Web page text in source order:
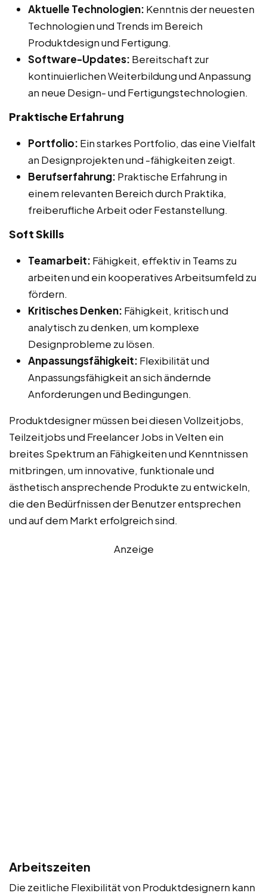
Aktuelle Technologien: Kenntnis der neuesten
Technologien und Trends im Bereich
Produktdesign und Fertigung.
Software-Updates: Bereitschaft zur
kontinuierlichen Weiterbildung und Anpassung
an neue Design- und Fertigungstechnologien.
Praktische Erfahrung
Portfolio: Ein starkes Portfolio, das eine Vielfalt
an Designprojekten und -fähigkeiten zeigt.
Berufserfahrung: Praktische Erfahrung in
einem relevanten Bereich durch Praktika,
freiberufliche Arbeit oder Festanstellung.
Soft Skills
Teamarbeit: Fähigkeit, effektiv in Teams zu
arbeiten und ein kooperatives Arbeitsumfeld zu
fördern.
Kritisches Denken: Fähigkeit, kritisch und
analytisch zu denken, um komplexe
Designprobleme zu lösen.
Anpassungsfähigkeit: Flexibilität und
Anpassungsfähigkeit an sich ändernde
Anforderungen und Bedingungen.
Produktdesigner müssen bei diesen Vollzeitjobs,
Teilzeitjobs und Freelancer Jobs in Velten ein
breites Spektrum an Fähigkeiten und Kenntnissen
mitbringen, um innovative, funktionale und
ästhetisch ansprechende Produkte zu entwickeln,
die den Bedürfnissen der Benutzer entsprechen
und auf dem Markt erfolgreich sind.
Anzeige
Arbeitszeiten
Die zeitliche Flexibilität von Produktdesignern kann